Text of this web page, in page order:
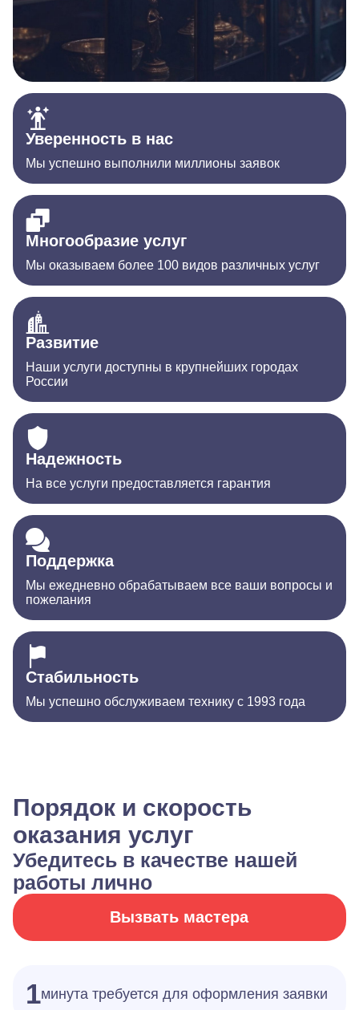
Уверенность в нас
Мы успешно выполнили миллионы заявок
Многообразие услуг
Мы оказываем более 100 видов различных услуг
Развитие
Наши услуги доступны в крупнейших городах
России
Надежность
На все услуги предоставляется гарантия
Поддержка
Мы ежедневно обрабатываем все ваши вопросы и
пожелания
Стабильность
Мы успешно обслуживаем технику с 1993 года
Порядок и скорость
оказания услуг
Убедитесь в качестве нашей
работы лично
Вызвать мастера
1минута требуется для оформления заявки